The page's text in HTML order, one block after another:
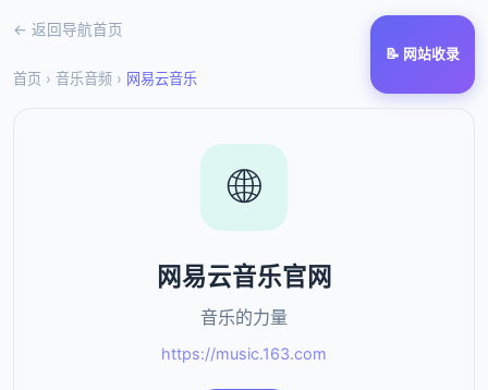
📝 网站收录
← 返回导航首页
首页 › 音乐音频 › 网易云音乐
🌐
网易云音乐官网
音乐的力量
https://music.163.com